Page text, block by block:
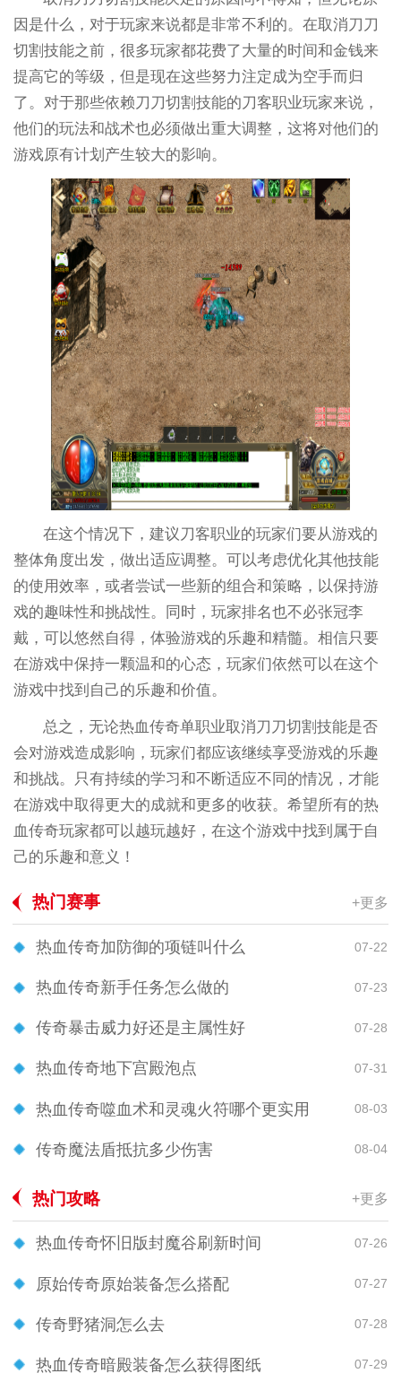
因是什么，对于玩家来说都是非常不利的。在取消刀刀
切割技能之前，很多玩家都花费了大量的时间和金钱来
提高它的等级，但是现在这些努力注定成为空手而归
了。对于那些依赖刀刀切割技能的刀客职业玩家来说，
他们的玩法和战术也必须做出重大调整，这将对他们的
游戏原有计划产生较大的影响。
在这个情况下，建议刀客职业的玩家们要从游戏的
整体角度出发，做出适应调整。可以考虑优化其他技能
的使用效率，或者尝试一些新的组合和策略，以保持游
戏的趣味性和挑战性。同时，玩家排名也不必张冠李
戴，可以悠然自得，体验游戏的乐趣和精髓。相信只要
在游戏中保持一颗温和的心态，玩家们依然可以在这个
游戏中找到自己的乐趣和价值。
总之，无论热血传奇单职业取消刀刀切割技能是否
会对游戏造成影响，玩家们都应该继续享受游戏的乐趣
和挑战。只有持续的学习和不断适应不同的情况，才能
在游戏中取得更大的成就和更多的收获。希望所有的热
血传奇玩家都可以越玩越好，在这个游戏中找到属于自
己的乐趣和意义！
热门赛事 +更多
热血传奇加防御的项链叫什么 07-22
热血传奇新手任务怎么做的 07-23
传奇暴击威力好还是主属性好 07-28
热血传奇地下宫殿泡点 07-31
热血传奇噬血术和灵魂火符哪个更实用 08-03
传奇魔法盾抵抗多少伤害 08-04
热门攻略 +更多
热血传奇怀旧版封魔谷刷新时间 07-26
原始传奇原始装备怎么搭配 07-27
传奇野猪洞怎么去 07-28
热血传奇暗殿装备怎么获得图纸 07-29